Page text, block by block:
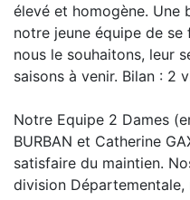
élevé et homogène. Une
notre jeune équipe de
nous le souhaitons, leur
saisons à venir. Bilan : 2
Notre Equipe 2 Dames
BURBAN et Catherine
satisfaire du maintien.
division